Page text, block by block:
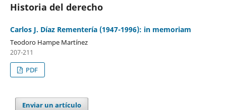
Historia del derecho
Carlos J. Díaz Rementería (1947-1996): in memoriam
Teodoro Hampe Martínez
207-211
PDF
Enviar un artículo